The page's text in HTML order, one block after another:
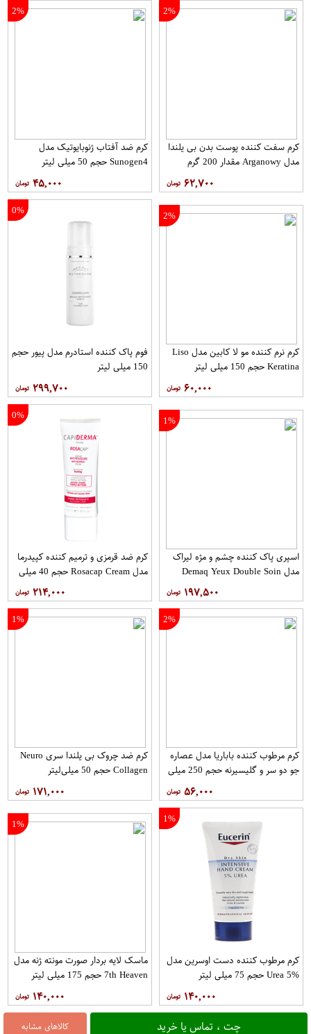
کالاهای مشابه چت ، تماس یا خرید
2%
کرم سفت‌ کننده پوست بدن بی یلندا
مدل Arganowy مقدار 200 گرم
۶۲,۷۰۰
2%
کرم ضد آفتاب ژنوبایوتیک مدل
Sunogen4 حجم 50 میلی لیتر
۴۵,۰۰۰
2%
کرم نرم کننده مو لا کابین مدل Liso
Keratina حجم 150 میلی لیتر
۶۰,۰۰۰
0%
فوم پاک کننده استادرم مدل پیور حجم
150 میلی لیتر
۲۹۹,۷۰۰
1%
اسپری پاک کننده چشم و مژه لیراک
مدل Demaq Yeux Double Soin
۱۹۷,۵۰۰
0%
کرم ضد قرمزی و ترمیم کننده کپیدرما
مدل Rosacap Cream حجم 40 میلی
۲۱۴,۰۰۰
2%
کرم مرطوب کننده باباریا مدل عصاره
جو دو سر و گلیسیرنه حجم 250 میلی
۵۶,۰۰۰
1%
کرم ضد چروک بی یلندا سری Neuro
Collagen حجم 50 میلی‌لیتر
۱۷۱,۰۰۰
1%
کرم مرطوب کننده دست اوسرین مدل
Urea 5% حجم 75 میلی لیتر
۱۴۰,۰۰۰
1%
ماسک لایه بردار صورت مونته ژنه مدل
7th Heaven حجم 175 میلی لیتر
۱۴۰,۰۰۰